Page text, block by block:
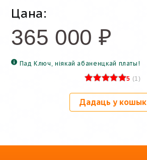
Цана:
365 000 ₽
Пад Ключ, ніякай абаненцкай платы!
5 (1)
Дадаць у кошык